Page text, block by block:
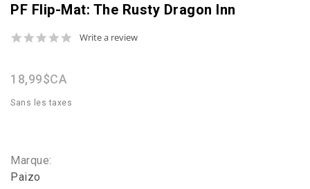
PF Flip-Mat: The Rusty Dragon Inn
0.0
Write a review
18,99$CA
Sans les taxes
Marque:
Paizo